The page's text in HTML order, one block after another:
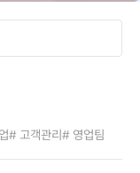
# 고객관리# 영업팀